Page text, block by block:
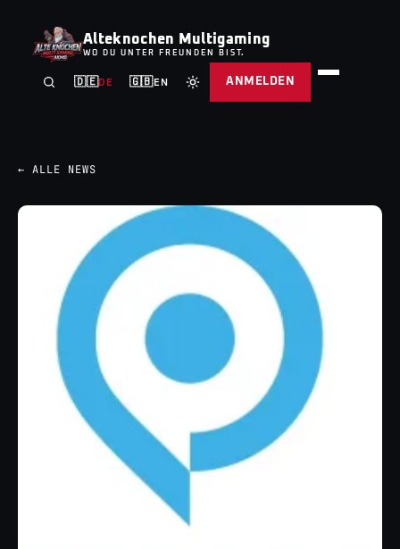
Alteknochen Multigaming
WO DU UNTER FREUNDEN BIST.
🇩🇪DE 🇬🇧EN ANMELDEN
← ALLE NEWS